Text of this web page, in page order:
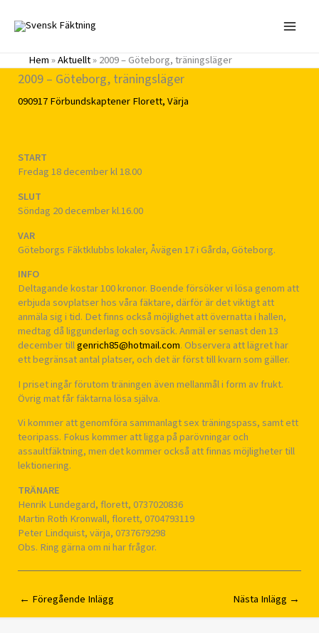
innehåll
Hem»Aktuellt»2009 – Göteborg, träningsläger
2009 – Göteborg, träningsläger
090917FörbundskaptenerFlorett,Värja
START
Fredag 18 december kl 18.00
SLUT
Söndag 20 december kl.16.00
VAR
Göteborgs Fäktklubbs lokaler, Åvägen 17 i Gårda, Göteborg.
INFO
Deltagande kostar 100 kronor. Boende försöker vi lösa genom att
erbjuda sovplatser hos våra fäktare, därför är det viktigt att
anmäla sig i tid. Det finns också möjlighet att övernatta i hallen,
medtag då liggunderlag och sovsäck. Anmäl er senast den 13
december tillgenrich85@hotmail.com. Observera att lägret har
ett begränsat antal platser, och det är först till kvarn som gäller.
I priset ingår förutom träningen även mellanmål i form av frukt.
Övrig mat får fäktarna lösa själva.
Vi kommer att genomföra sammanlagt sex träningspass, samt ett
teoripass. Fokus kommer att ligga på parövningar och
assaultfäktning, men det kommer också att finnas möjligheter till
lektionering.
TRÄNARE
Henrik Lundegard, florett, 0737020836
Martin Roth Kronwall, florett, 0704793119
Peter Lindquist, värja, 0737679298
Obs. Ring gärna om ni har frågor.
← Föregående Inlägg Nästa Inlägg →